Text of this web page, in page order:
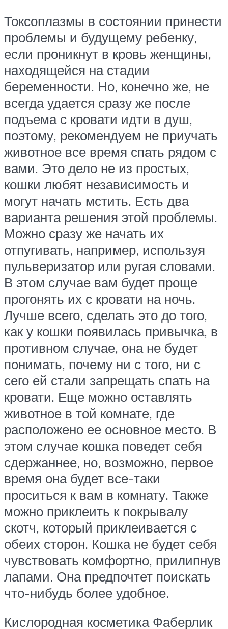
Токсоплазмы в состоянии принести
проблемы и будущему ребенку,
если проникнут в кровь женщины,
находящейся на стадии
беременности. Но, конечно же, не
всегда удается сразу же после
подъема с кровати идти в душ,
поэтому, рекомендуем не приучать
животное все время спать рядом с
вами. Это дело не из простых,
кошки любят независимость и
могут начать мстить. Есть два
варианта решения этой проблемы.
Можно сразу же начать их
отпугивать, например, используя
пульверизатор или ругая словами.
В этом случае вам будет проще
прогонять их с кровати на ночь.
Лучше всего, сделать это до того,
как у кошки появилась привычка, в
противном случае, она не будет
понимать, почему ни с того, ни с
сего ей стали запрещать спать на
кровати. Еще можно оставлять
животное в той комнате, где
расположено ее основное место. В
этом случае кошка поведет себя
сдержаннее, но, возможно, первое
время она будет все-таки
проситься к вам в комнату. Также
можно приклеить к покрывалу
скотч, который приклеивается с
обеих сторон. Кошка не будет себя
чувствовать комфортно, прилипнув
лапами. Она предпочтет поискать
что-нибудь более удобное.
Кислородная косметика Фаберлик